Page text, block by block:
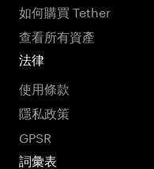
如何購買 Tether
查看所有資產
法律
使用條款
隱私政策
GPSR
詞彙表